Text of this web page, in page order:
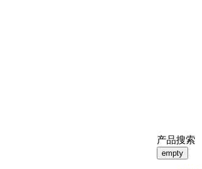
产品搜索
empty